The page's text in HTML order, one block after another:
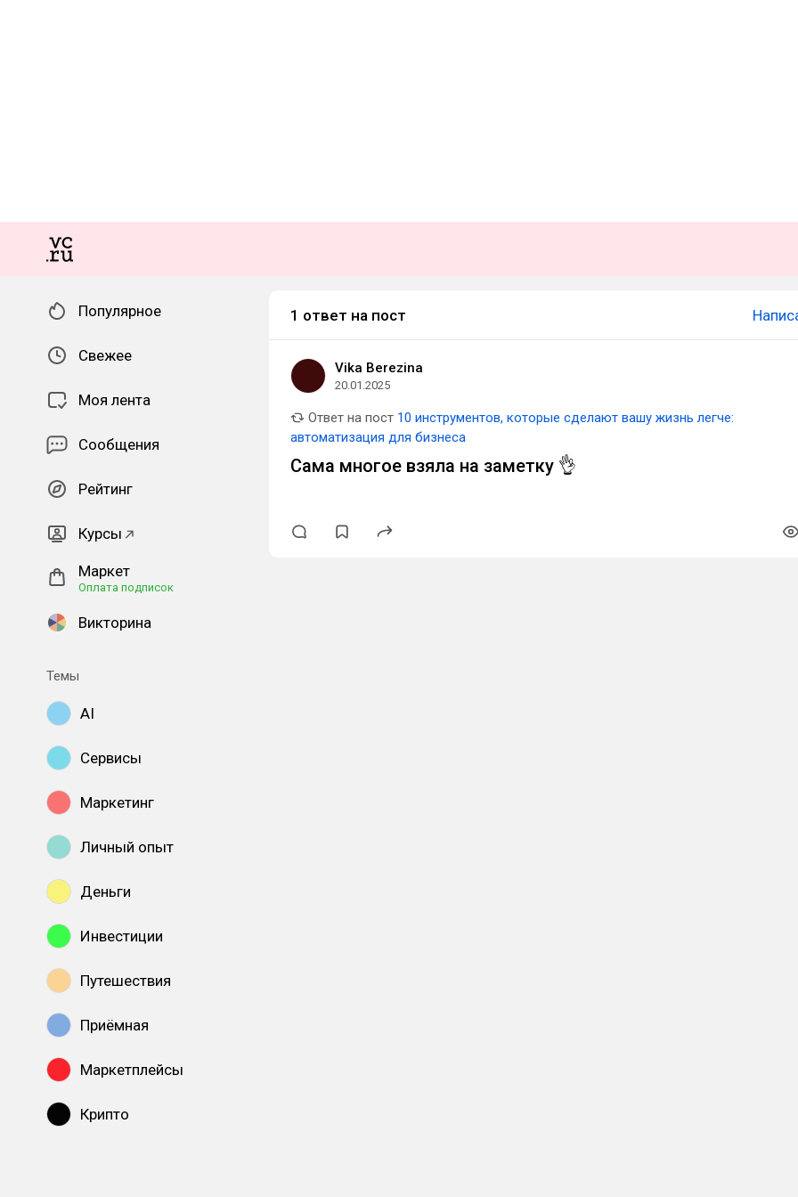
Популярное
Свежее
Моя лента
Сообщения
Рейтинг
Курсы
Маркет
Оплата подписок
Викторина
Темы
AI
Сервисы
Маркетинг
Личный опыт
Деньги
Инвестиции
Путешествия
Приёмная
Маркетплейсы
Крипто
1 ответ на пост
Vika Berezina
20.01.2025
Ответ на пост 10 инструментов, которые сделают вашу жизнь легче:
автоматизация для бизнеса
Сама многое взяла на заметку 👌